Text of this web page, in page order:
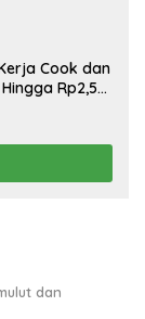
Cook dan
Rp2,5
dan